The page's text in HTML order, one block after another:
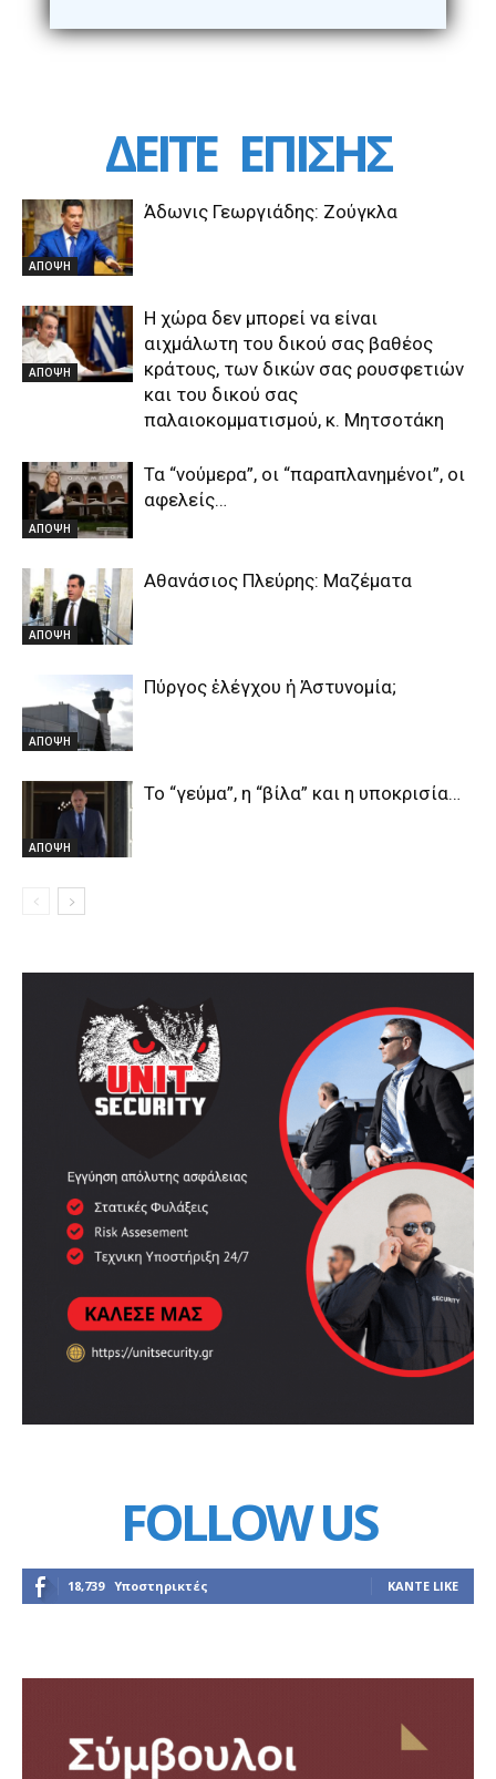
ΔΕΙΤΕ ΕΠΙΣΗΣ
ΑΠΟΨΗ
Άδωνις Γεωργιάδης: Ζούγκλα
ΑΠΟΨΗ
Η χώρα δεν μπορεί να είναι
αιχμάλωτη του δικού σας βαθέος
κράτους, των δικών σας ρουσφετιών
και του δικού σας
παλαιοκομματισμού, κ. Μητσοτάκη
ΑΠΟΨΗ
Τα “νούμερα”, οι “παραπλανημένοι”, οι
αφελείς…
ΑΠΟΨΗ
Αθανάσιος Πλεύρης: Μαζέματα
ΑΠΟΨΗ
Πύργος ἐλέγχου ἡ Ἀστυνομία;
ΑΠΟΨΗ
Το “γεύμα”, η “βίλα” και η υποκρισία…
FOLLOW US
18,739 Υποστηρικτές ΚΆΝΤΕ LIKE